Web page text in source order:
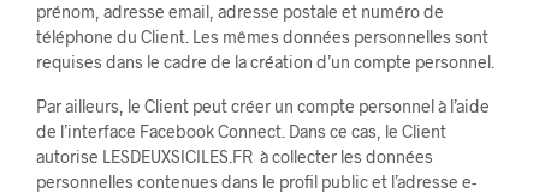
prénom, adresse email, adresse postale et numéro de
téléphone du Client. Les mêmes données personnelles sont
requises dans le cadre de la création d’un compte personnel.
Par ailleurs, le Client peut créer un compte personnel à l’aide
de l’interface Facebook Connect. Dans ce cas, le Client
autorise LESDEUXSICILES.FR à collecter les données
personnelles contenues dans le profil public et l’adresse e-